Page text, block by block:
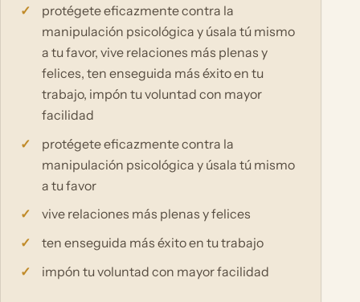
protégete eficazmente contra la
manipulación psicológica y úsala tú mismo
a tu favor, vive relaciones más plenas y
felices, ten enseguida más éxito en tu
trabajo, impón tu voluntad con mayor
facilidad
protégete eficazmente contra la
manipulación psicológica y úsala tú mismo
a tu favor
vive relaciones más plenas y felices
ten enseguida más éxito en tu trabajo
impón tu voluntad con mayor facilidad